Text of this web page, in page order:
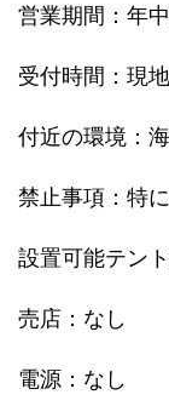
営業期間：年
受付時間：現
付近の環境：
禁止事項：特
設置可能テン
売店：なし
電源：なし